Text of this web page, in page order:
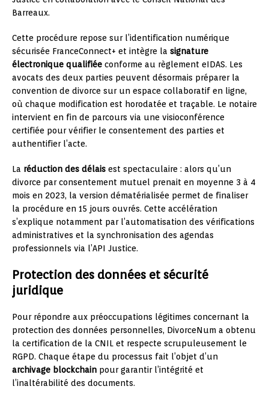
Barreaux.
Cette procédure repose sur l’identification numérique
sécurisée FranceConnect+ et intègre la signature
électronique qualifiée conforme au règlement eIDAS. Les
avocats des deux parties peuvent désormais préparer la
convention de divorce sur un espace collaboratif en ligne,
où chaque modification est horodatée et traçable. Le notaire
intervient en fin de parcours via une visioconférence
certifiée pour vérifier le consentement des parties et
authentifier l’acte.
La réduction des délais est spectaculaire : alors qu’un
divorce par consentement mutuel prenait en moyenne 3 à 4
mois en 2023, la version dématérialisée permet de finaliser
la procédure en 15 jours ouvrés. Cette accélération
s’explique notamment par l’automatisation des vérifications
administratives et la synchronisation des agendas
professionnels via l’API Justice.
Protection des données et sécurité
juridique
Pour répondre aux préoccupations légitimes concernant la
protection des données personnelles, DivorceNum a obtenu
la certification de la CNIL et respecte scrupuleusement le
RGPD. Chaque étape du processus fait l’objet d’un
archivage blockchain pour garantir l’intégrité et
l’inaltérabilité des documents.